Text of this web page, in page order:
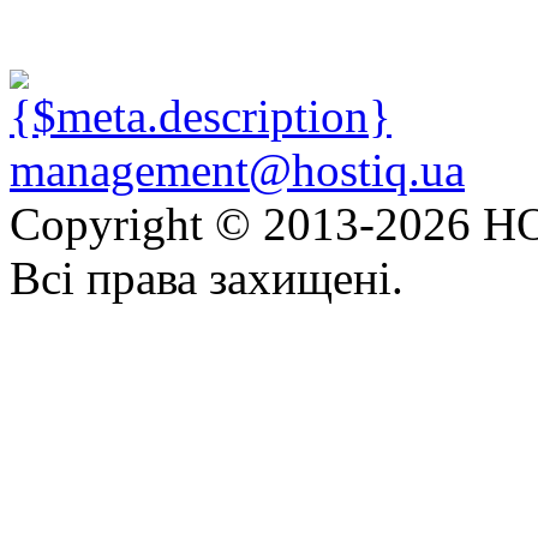
management@hostiq.ua
Copyright © 2013-2026
Всі права захищені.